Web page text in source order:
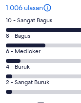
1.006 ulasan
Penilaian
10
-
Sangat
Bagus.
672
dari
1006
10 - Sangat Bagus
Penilaian
8
-
Bagus.
192
dari
1006
8 - Bagus
Penilaian
6
-
Medioker.
75
6 - Medioker
Penilaian
4
-
4 - Buruk
Penilaian
2
2 - Sangat Buruk